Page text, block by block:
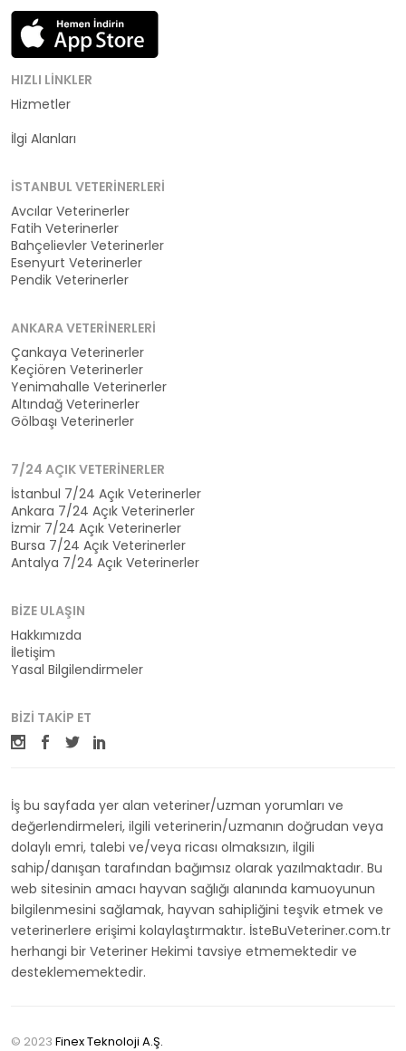
HIZLI LINKLER
Hizmetler
İlgi Alanları
İSTANBUL VETERINERLERI
Avcılar Veterinerler
Fatih Veterinerler
Bahçelievler Veterinerler
Esenyurt Veterinerler
Pendik Veterinerler
ANKARA VETERINERLERI
Çankaya Veterinerler
Keçiören Veterinerler
Yenimahalle Veterinerler
Altındağ Veterinerler
Gölbaşı Veterinerler
7/24 AÇIK VETERINERLER
İstanbul 7/24 Açık Veterinerler
Ankara 7/24 Açık Veterinerler
İzmir 7/24 Açık Veterinerler
Bursa 7/24 Açık Veterinerler
Antalya 7/24 Açık Veterinerler
BIZE ULAŞIN
Hakkımızda
İletişim
Yasal Bilgilendirmeler
BIZI TAKIP ET
İş bu sayfada yer alan veteriner/uzman yorumları ve
değerlendirmeleri, ilgili veterinerin/uzmanın doğrudan veya
dolaylı emri, talebi ve/veya ricası olmaksızın, ilgili
sahip/danışan tarafından bağımsız olarak yazılmaktadır. Bu
web sitesinin amacı hayvan sağlığı alanında kamuoyunun
bilgilenmesini sağlamak, hayvan sahipliğini teşvik etmek ve
veterinerlere erişimi kolaylaştırmaktır. İsteBuVeteriner.com.tr
herhangi bir Veteriner Hekimi tavsiye etmemektedir ve
desteklememektedir.
© 2023 Finex Teknoloji A.Ş.